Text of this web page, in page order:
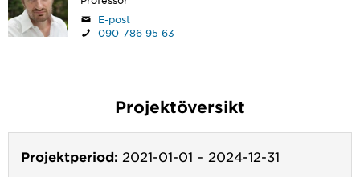
E-post
090-786 95 63
Projektöversikt
Projektperiod: 2021-01-01 – 2024-12-31